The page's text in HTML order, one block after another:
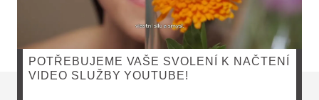
POTŘEBUJEME VAŠE SVOLENÍ K NAČTENÍ
VIDEO SLUŽBY YOUTUBE!